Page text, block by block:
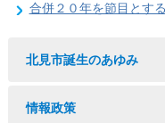
合併２０年を節目とす
北見市誕生のあゆみ
情報政策